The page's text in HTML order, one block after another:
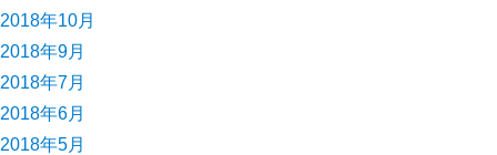
2018年10月
2018年9月
2018年7月
2018年6月
2018年5月